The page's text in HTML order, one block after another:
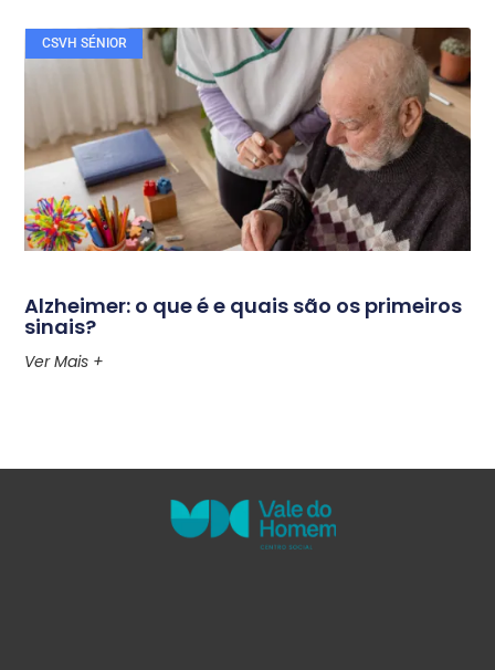
CSVH SÉNIOR
Alzheimer: o que é e quais são os primeiros
sinais?
Ver Mais +